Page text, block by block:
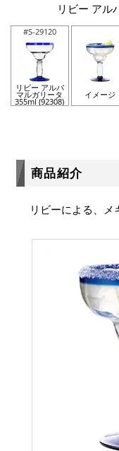
リビー アル
#S-29120
リビー アルバ
マルガリータ
355ml (92308)
イメージ
商品紹介
リビーによる、メ